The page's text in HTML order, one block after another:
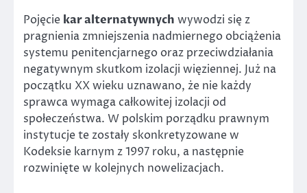
Pojęcie kar alternatywnych wywodzi się z
pragnienia zmniejszenia nadmiernego obciążenia
systemu penitencjarnego oraz przeciwdziałania
negatywnym skutkom izolacji więziennej. Już na
początku XX wieku uznawano, że nie każdy
sprawca wymaga całkowitej izolacji od
społeczeństwa. W polskim porządku prawnym
instytucje te zostały skonkretyzowane w
Kodeksie karnym z 1997 roku, a następnie
rozwinięte w kolejnych nowelizacjach.